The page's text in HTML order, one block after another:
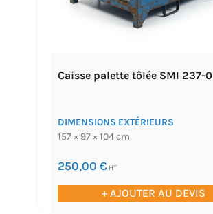
Caisse palette tôlée SMI 237-0
DIMENSIONS EXTÉRIEURS
157 × 97 × 104 cm
250,00 € HT
+ AJOUTER AU DEVIS